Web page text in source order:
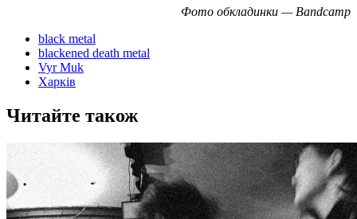
Фото обкладинки — Bandcamp
black metal
blackened death metal
Vyr Muk
Харків
Читайте також